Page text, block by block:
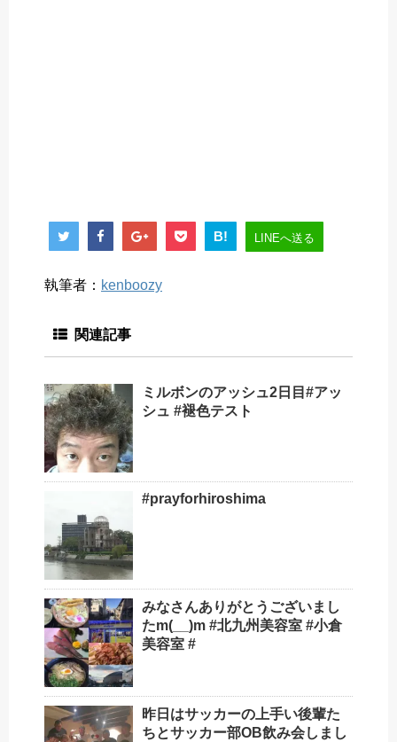
B! LINEへ送る
執筆者： kenboozy
関連記事
ミルボンのアッシュ2日目#アッ
シュ #褪色テスト
#prayforhiroshima
みなさんありがとうございまし
たm(__)m #北九州美容室 #小倉
美容室 #
昨日はサッカーの上手い後輩た
ちとサッカー部OB飲み会しまし